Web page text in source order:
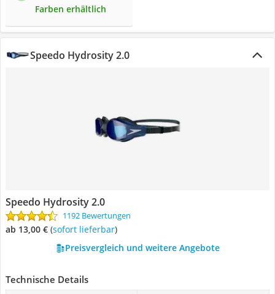
Farben erhältlich
Speedo Hydrosity 2.0
Speedo Hydrosity 2.0
1192 Bewertungen
ab 13,00 € ( Sofort lieferbar)
Preisvergleich und weitere Angebote
Technische Details